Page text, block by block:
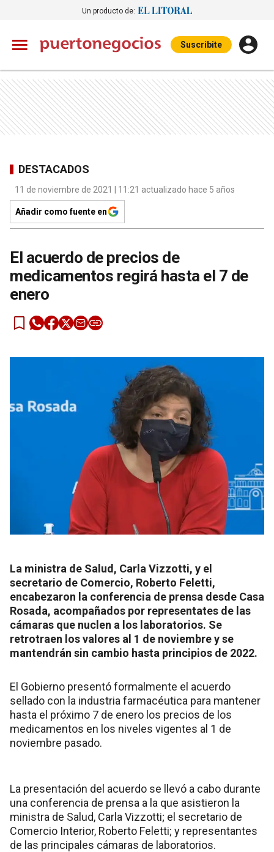
Un producto de:
Suscribite
DESTACADOS
11 de noviembre de 2021 | 11:21 actualizado hace 5 años
Añadir como fuente en
El acuerdo de precios de
medicamentos regirá hasta el 7 de
enero
La ministra de Salud, Carla Vizzotti, y el
secretario de Comercio, Roberto Feletti,
encabezaron la conferencia de prensa desde Casa
Rosada, acompañados por representates de las
cámaras que nuclen a los laboratorios. Se
retrotraen los valores al 1 de noviembre y se
mantendrán sin cambio hasta principios de 2022.
El Gobierno presentó formalmente el acuerdo
sellado con la industria farmacéutica para mantener
hasta el próximo 7 de enero los precios de los
medicamentos en los niveles vigentes al 1 de
noviembre pasado.
La presentación del acuerdo se llevó a cabo durante
una conferencia de prensa a la que asistieron la
ministra de Salud, Carla Vizzotti; el secretario de
Comercio Interior, Roberto Feletti; y representantes
de las principales cámaras de laboratorios.